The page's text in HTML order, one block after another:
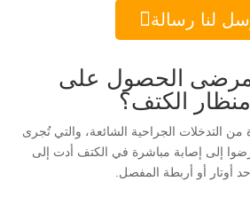
لنا رسالة
الحصول على
الكتف؟
من التدخلات الجراحية الشائعة، والتي تُجرى
إلى إصابة مباشرة في الكتف أدت إلى
أو أربطة المفصل.